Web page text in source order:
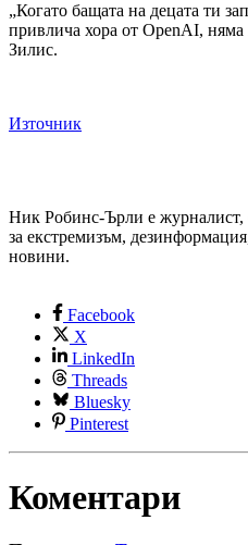
„Когато бащата на децата ти
привлича хора от OpenAI,
Зилис.
Източник
Ник Робинс-Ърли е
за екстремизъм,
новини.
Facebook
X
LinkedIn
Threads
Bluesky
Pinterest
Коментари